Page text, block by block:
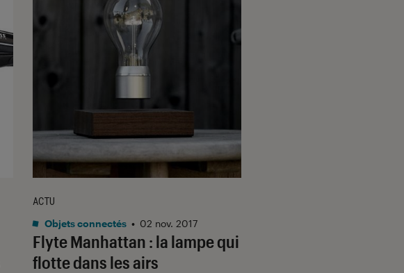
Flyte Manhattan : la lampe qui
flotte dans les airs
ACTU
Objets connectés • 02 nov. 2017